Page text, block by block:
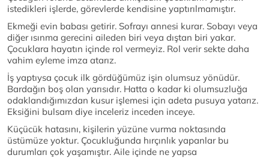
istedikleri işlerde, görevlerde kendisine yaptırılmamıştır.
Ekmeği evin babası getirir. Sofrayı annesi kurar. Sobayı veya
diğer ısınma gerecini aileden biri veya dıştan biri yakar.
Çocuklara hayatın içinde rol vermeyiz. Rol verir sekte daha
vahim eyleme imza atarız.
İş yaptıysa çocuk ilk gördüğümüz işin olumsuz yönüdür.
Bardağın boş olan yarısıdır. Hatta o kadar ki olumsuzluğa
odaklandığımızdan kusur işlemesi için adeta pusuya yatarız.
Eksiğini bulsam diye inceleriz inceden inceye.
Küçücük hatasını, kişilerin yüzüne vurma noktasında
üstümüze yoktur. Çocukluğunda hırçınlık yapanlar bu
durumları çok yaşamıştır. Aile içinde ne yapsa